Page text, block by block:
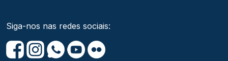
Siga-nos nas redes sociais: